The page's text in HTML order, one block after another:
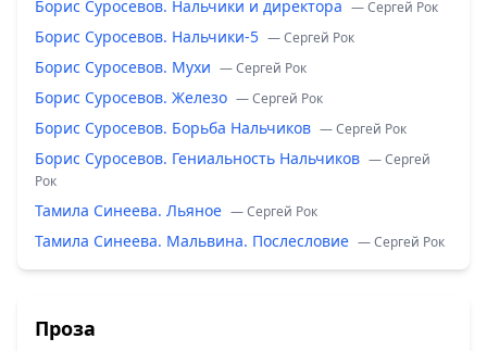
Борис Суросевов. Нальчики и директора — Сергей Рок
Борис Суросевов. Нальчики-5 — Сергей Рок
Борис Суросевов. Мухи — Сергей Рок
Борис Суросевов. Железо — Сергей Рок
Борис Суросевов. Борьба Нальчиков — Сергей Рок
Борис Суросевов. Гениальность Нальчиков — Сергей
Рок
Тамила Синеева. Льяное — Сергей Рок
Тамила Синеева. Мальвина. Послесловие — Сергей Рок
Проза